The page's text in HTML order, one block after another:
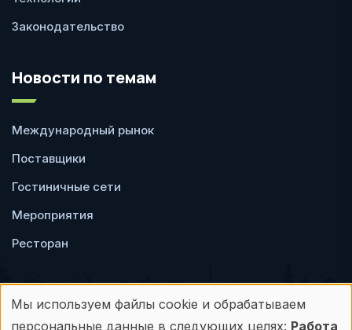
Законодательство
Новости по темам
Международный рынок
Поставщики
Гостиничные сети
Мероприятия
Ресторан
Мы используем файлы cookie и обрабатываем
персональные данные в следующих целях: Работа